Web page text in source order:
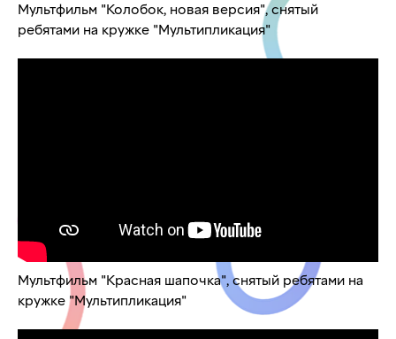
Мультфильм "Колобок, новая версия", снятый
ребятами на кружке "Мультипликация"
Мультфильм "Красная шапочка", снятый ребятами на
кружке "Мультипликация"